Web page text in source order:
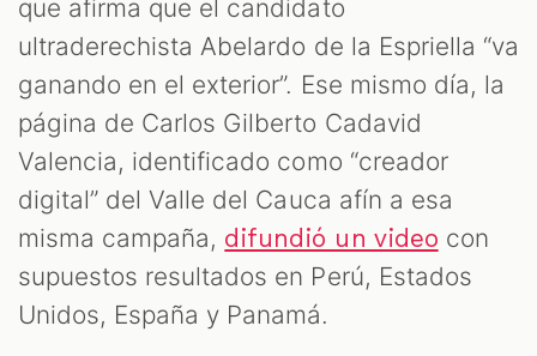
que afirma que el candidato
ultraderechista Abelardo de la Espriella “va
ganando en el exterior”. Ese mismo día, la
página de Carlos Gilberto Cadavid
Valencia, identificado como “creador
digital” del Valle del Cauca afín a esa
misma campaña, difundió un video con
supuestos resultados en Perú, Estados
Unidos, España y Panamá.